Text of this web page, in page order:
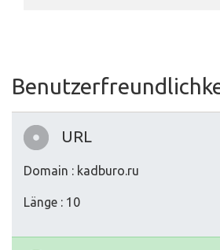
URL
Domain : kadburo.ru
Länge : 10